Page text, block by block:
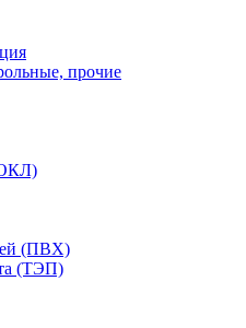
прочие
(ПВХ)
(ТЭП)